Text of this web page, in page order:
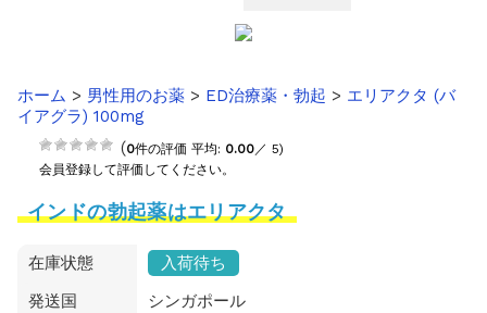
ホーム > 男性用のお薬 > ED治療薬・勃起 > エリアクタ (バ
イアグラ) 100mg
(0件の評価 平均: 0.00／ 5)
会員登録して評価してください。
インドの勃起薬はエリアクタ
在庫状態
入荷待ち
発送国
シンガポール